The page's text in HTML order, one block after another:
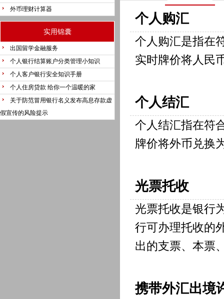
外币理财计算器
实用锦囊
出国留学金融服务
个人银行结算账户分类管理小知识
个人客户银行安全知识手册
个人住房贷款 给你一个温暖的家
关于防范冒用银行名义发布高息存款虚
假宣传的风险提示
个人购汇
个人购汇是指在
实时牌价将人民
个人结汇
个人结汇指在符
牌价将外币兑换
光票托收
光票托收是银行
行可办理托收的
出的支票、本票
携带外汇出境